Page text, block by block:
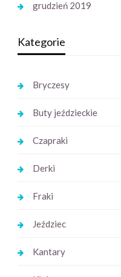
grudzień 2019
Kategorie
Bryczesy
Buty jeździeckie
Czapraki
Derki
Fraki
Jeździec
Kantary